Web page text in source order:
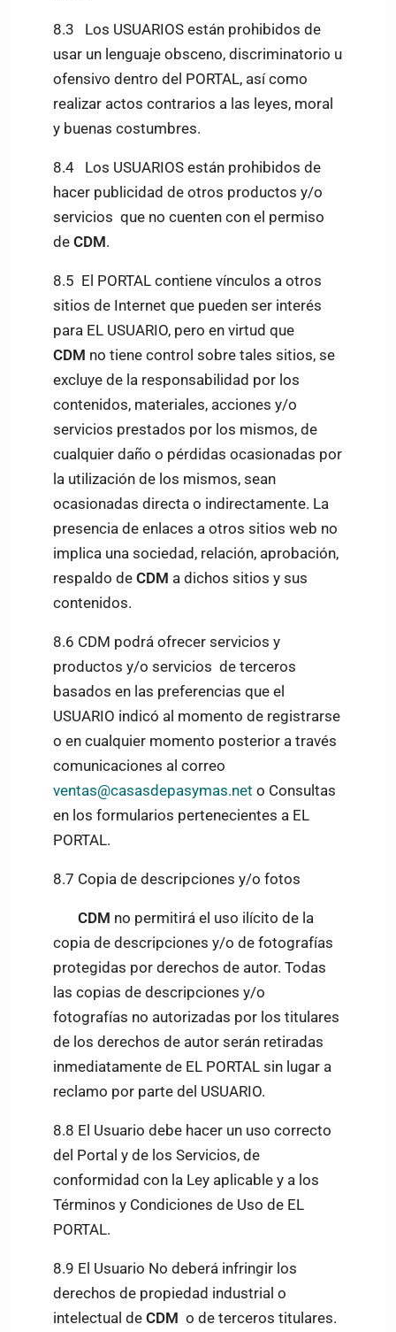
8.3 Los USUARIOS están prohibidos de
usar un lenguaje obsceno, discriminatorio u
ofensivo dentro del PORTAL, así como
realizar actos contrarios a las leyes, moral
y buenas costumbres.
8.4 Los USUARIOS están prohibidos de
hacer publicidad de otros productos y/o
servicios que no cuenten con el permiso
de CDM.
8.5 El PORTAL contiene vínculos a otros
sitios de Internet que pueden ser interés
para EL USUARIO, pero en virtud que
CDM no tiene control sobre tales sitios, se
excluye de la responsabilidad por los
contenidos, materiales, acciones y/o
servicios prestados por los mismos, de
cualquier daño o pérdidas ocasionadas por
la utilización de los mismos, sean
ocasionadas directa o indirectamente. La
presencia de enlaces a otros sitios web no
implica una sociedad, relación, aprobación,
respaldo de CDM a dichos sitios y sus
contenidos.
8.6 CDM podrá ofrecer servicios y
productos y/o servicios de terceros
basados en las preferencias que el
USUARIO indicó al momento de registrarse
o en cualquier momento posterior a través
comunicaciones al correo
ventas@casasdepasymas.net o Consultas
en los formularios pertenecientes a EL
PORTAL.
8.7 Copia de descripciones y/o fotos
CDM no permitirá el uso ilícito de la
copia de descripciones y/o de fotografías
protegidas por derechos de autor. Todas
las copias de descripciones y/o
fotografías no autorizadas por los titulares
de los derechos de autor serán retiradas
inmediatamente de EL PORTAL sin lugar a
reclamo por parte del USUARIO.
8.8 El Usuario debe hacer un uso correcto
del Portal y de los Servicios, de
conformidad con la Ley aplicable y a los
Términos y Condiciones de Uso de EL
PORTAL.
8.9 El Usuario No deberá infringir los
derechos de propiedad industrial o
intelectual de CDM o de terceros titulares.